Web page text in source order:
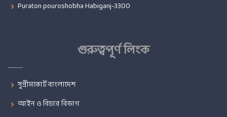
Puraton pouroshobha Habiganj-3300
গুরুত্বপূর্ণ লিংক
সুপ্রীমকোর্ট বাংলাদেশ
আইন ও বিচার বিভাগ